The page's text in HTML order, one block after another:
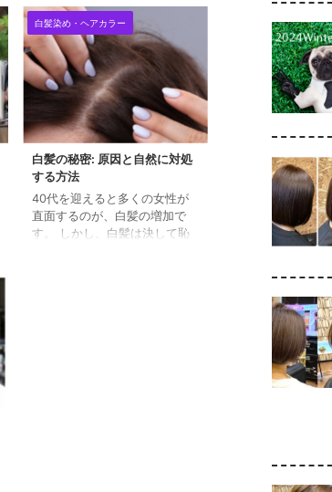
白髪染め・ヘアカラー
白髪の秘密: 原因と自然に対処
する方法
40代を迎えると多くの女性が
直面するのが、白髪の増加で
す。 しかし、白髪は決して恥